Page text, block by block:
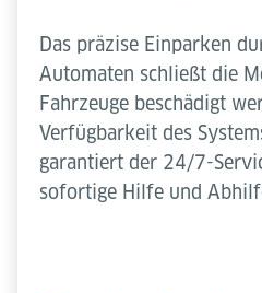
Das präzise Einparken
Automaten schließt die
Fahrzeuge beschädigt
Verfügbarkeit des
garantiert der 24/7-
sofortige Hilfe und